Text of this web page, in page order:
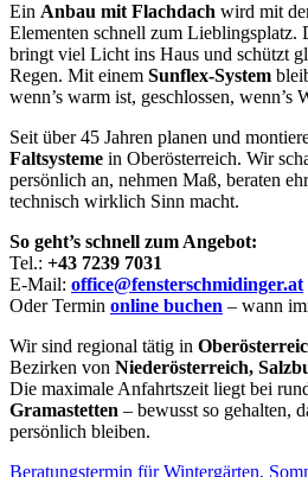
Ein Anbau mit Flachdach wird mit
Elementen schnell zum Lieblingsplatz.
bringt viel Licht ins Haus und schützt
Regen. Mit einem Sunflex-System
wenn’s warm ist, geschlossen, wenn’s
Seit über 45 Jahren planen und
Faltsysteme in Oberösterreich. Wir
persönlich an, nehmen Maß, beraten
technisch wirklich Sinn macht.
So geht’s schnell zum Angebot:
Tel.: +43 7239 7031
E-Mail: office@fensterschmidinger.at
Oder Termin online buchen – wann
Wir sind regional tätig in
Bezirken von Niederösterreich,
Die maximale Anfahrtszeit liegt bei
Gramastetten – bewusst so gehalten,
persönlich bleiben.
Beratungstermin für Wintergärten,